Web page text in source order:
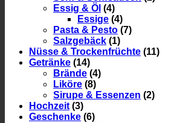
Essig & Öl (4)
Essige (4)
Pasta & Pesto (7)
Salzgebäck (1)
Nüsse & Trockenfrüchte (11)
Getränke (14)
Brände (4)
Liköre (8)
Sirupe & Essenzen (2)
Hochzeit (3)
Geschenke (6)